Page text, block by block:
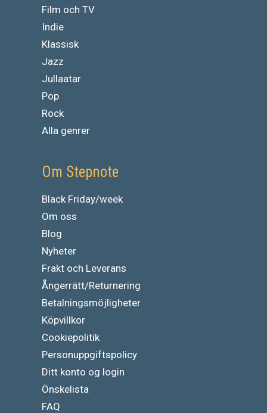
Film och TV
Indie
Klassisk
Jazz
Jullaatar
Pop
Rock
Alla genrer
Om Stepnote
Black Friday/week
Om oss
Blog
Nyheter
Frakt och Leverans
Ångerrätt/Returnering
Betalningsmöjligheter
Köpvillkor
Cookiepolitik
Personuppgiftspolicy
Ditt konto og login
Önskelista
FAQ